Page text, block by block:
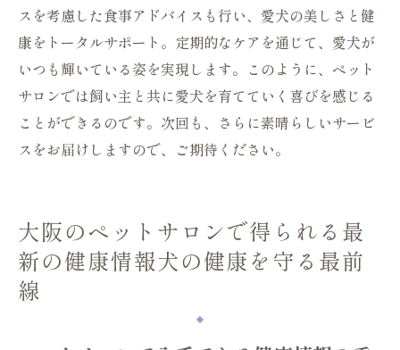
スを考慮した食事アドバイスも行い、愛犬の美しさと健
康をトータルサポート。定期的なケアを通じて、愛犬が
いつも輝いている姿を実現します。このように、ペット
サロンでは飼い主と共に愛犬を育てていく喜びを感じる
ことができるのです。次回も、さらに素晴らしいサービ
スをお届けしますので、ご期待ください。
大阪のペットサロンで得られる最
新の健康情報犬の健康を守る最前
線